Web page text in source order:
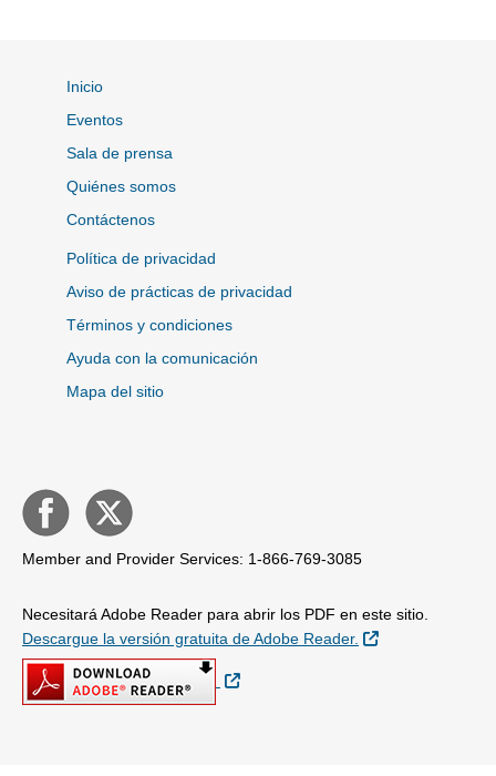
Inicio
Eventos
Sala de prensa
Quiénes somos
Contáctenos
Política de privacidad
Aviso de prácticas de privacidad
Términos y condiciones
Ayuda con la comunicación
Mapa del sitio
Member and Provider Services: 1-866-769-3085
Necesitará Adobe Reader para abrir los PDF en este sitio.
Descargue la versión gratuita de Adobe Reader.
Sitio Externo
Sitio Externo